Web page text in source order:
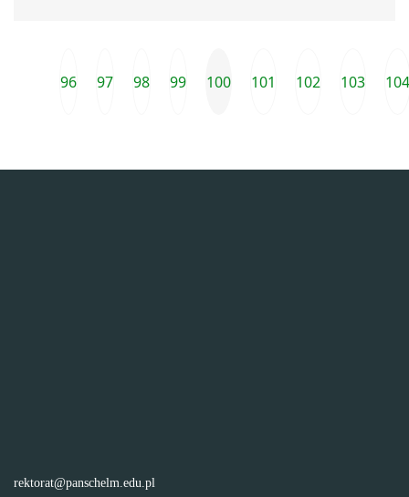
Przejdź do ostatniej strony
Poprzednia strona
96 97 98 99 100 101 102 103 104
rektorat@panschelm.edu.pl